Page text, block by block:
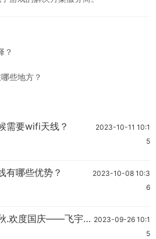
？
些地方？
需要wifi天线？
2023-10-11 10:1
5
有哪些优势？
2023-10-08 10:3
6
.欢度国庆——飞宇
2023-09-26 10:1
5